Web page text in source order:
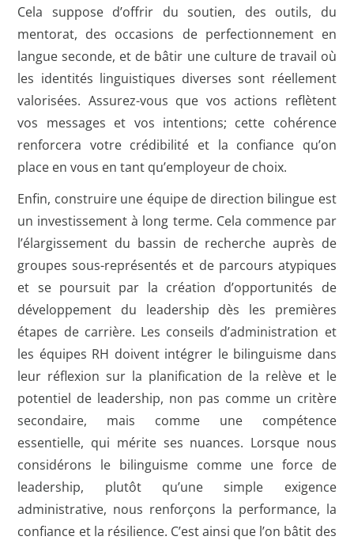
Cela suppose d’offrir du soutien, des outils, du
mentorat, des occasions de perfectionnement en
langue seconde, et de bâtir une culture de travail où
les identités linguistiques diverses sont réellement
valorisées. Assurez-vous que vos actions reflètent
vos messages et vos intentions; cette cohérence
renforcera votre crédibilité et la confiance qu’on
place en vous en tant qu’employeur de choix.
Enfin, construire une équipe de direction bilingue est
un investissement à long terme. Cela commence par
l’élargissement du bassin de recherche auprès de
groupes sous-représentés et de parcours atypiques
et se poursuit par la création d’opportunités de
développement du leadership dès les premières
étapes de carrière. Les conseils d’administration et
les équipes RH doivent intégrer le bilinguisme dans
leur réflexion sur la planification de la relève et le
potentiel de leadership, non pas comme un critère
secondaire, mais comme une compétence
essentielle, qui mérite ses nuances. Lorsque nous
considérons le bilinguisme comme une force de
leadership, plutôt qu’une simple exigence
administrative, nous renforçons la performance, la
confiance et la résilience. C’est ainsi que l’on bâtit des